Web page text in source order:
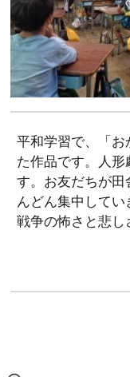
平和学習で、「
た作品です。人
す。お友だちが
んどん集中して
戦争の怖さと悲し